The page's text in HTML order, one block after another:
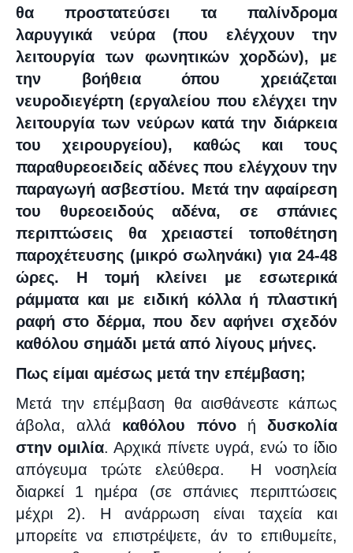
θα προστατεύσει τα παλίνδρομα
λαρυγγικά νεύρα (που ελέγχουν την
λειτουργία των φωνητικών χορδών), με
την βοήθεια όπου χρειάζεται
νευροδιεγέρτη (εργαλείου που ελέγχει την
λειτουργία των νεύρων κατά την διάρκεια
του χειρουργείου), καθώς και τους
παραθυρεοειδείς αδένες που ελέγχουν την
παραγωγή ασβεστίου. Μετά την αφαίρεση
του θυρεοειδούς αδένα, σε σπάνιες
περιπτώσεις θα χρειαστεί τοποθέτηση
παροχέτευσης (μικρό σωληνάκι) για 24-48
ώρες. Η τομή κλείνει με εσωτερικά
ράμματα και με ειδική κόλλα ή πλαστική
ραφή στο δέρμα, που δεν αφήνει σχεδόν
καθόλου σημάδι μετά από λίγους μήνες.
Πως είμαι αμέσως μετά την επέμβαση;
Μετά την επέμβαση θα αισθάνεστε κάπως
άβολα, αλλά καθόλου πόνοήδυσκολία
στην ομιλία. Αρχικά πίνετε υγρά, ενώ το ίδιο
απόγευμα τρώτε ελεύθερα.
Η νοσηλεία
διαρκεί 1 ημέρα (σε σπάνιες περιπτώσεις
μέχρι 2). Η ανάρρωση είναι ταχεία και
μπορείτε να επιστρέψετε, άν το επιθυμείτε,